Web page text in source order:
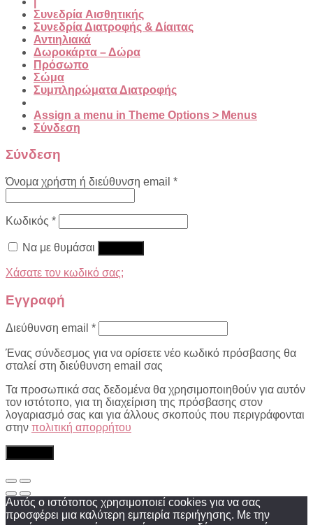
Συνεδρία Aισθητικής
Συνεδρία Διατροφής & Δίαιτας
Αντιηλιακά
Δωροκάρτα – Δώρα
Πρόσωπο
Σώμα
Συμπληρώματα Διατροφής
Assign a menu in Theme Options > Menus
Σύνδεση
Σύνδεση
Όνομα χρήστη ή διεύθυνση email *
Κωδικός *
Να με θυμάσαι
Χάσατε τον κωδικό σας;
Εγγραφή
Διεύθυνση email *
Ένας σύνδεσμος για να ορίσετε νέο κωδικό πρόσβασης θα
σταλεί στη διεύθυνση email σας
Τα προσωπικά σας δεδομένα θα χρησιμοποιηθούν για αυτόν
τον ιστότοπο, για τη διαχείριση της πρόσβασης στον
λογαριασμό σας και για άλλους σκοπούς που περιγράφονται
στην πολιτική απορρήτου
Αυτός ο ιστότοπος χρησιμοποιεί cookies για να σας
προσφέρει μια καλύτερη εμπειρία περιήγησης. Με την